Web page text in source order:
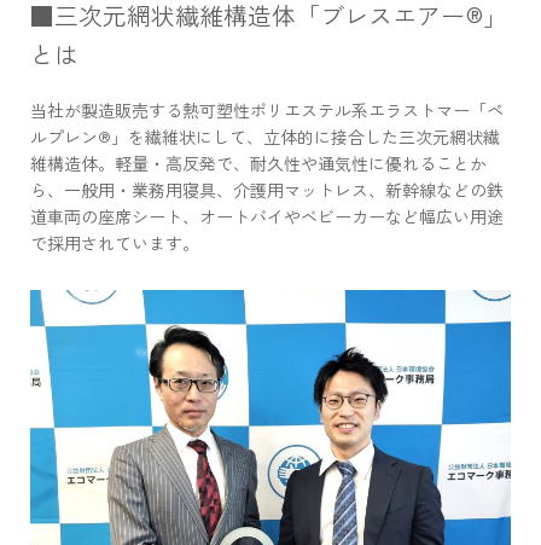
■三次元網状繊維構造体「ブレスエアー®」
とは
当社が製造販売する熱可塑性ポリエステル系エラストマー「ペ
ルプレン®」を繊維状にして、立体的に接合した三次元網状繊
維構造体。軽量・高反発で、耐久性や通気性に優れることか
ら、一般用・業務用寝具、介護用マットレス、新幹線などの鉄
道車両の座席シート、オートバイやベビーカーなど幅広い用途
で採用されています。